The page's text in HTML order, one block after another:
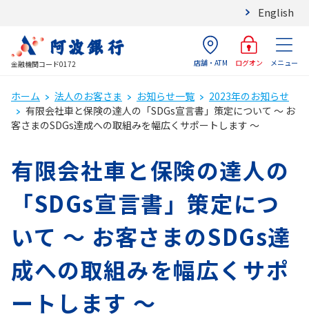
English
金融機関コード0172 店舗・ATM ログオン メニュー
ホーム 法人のお客さま お知らせ一覧
2023年のお知らせ
有限会社車と保険の達人の「SDGs宣言書」策定について ～ お
客さまのSDGs達成への取組みを幅広くサポートします ～
有限会社車と保険の達人の
「SDGs宣言書」策定につ
いて ～ お客さまのSDGs達
成への取組みを幅広くサポ
ートします ～